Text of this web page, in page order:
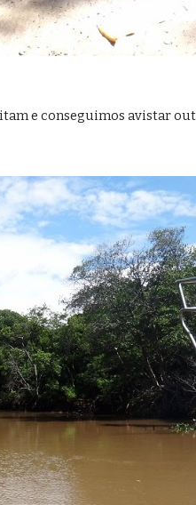
e conseguimos avistar